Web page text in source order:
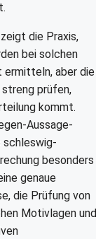
die Praxis,
bei solchen
ermitteln, aber die
prüfen,
kommt.
Aussage-
schleswig-
besonders
genaue
die Prüfung von
Motivlagen und